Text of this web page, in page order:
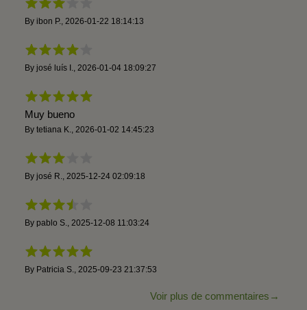
By ibon P. 2026-01-22 18:14:13
By josé luís I. 2026-01-04 18:09:27
Muy bueno
By tetiana K. 2026-01-02 14:45:23
By josé R. 2025-12-24 02:09:18
By pablo S. 2025-12-08 11:03:24
By Patricia S. 2025-09-23 21:37:53
Voir plus de commentaires